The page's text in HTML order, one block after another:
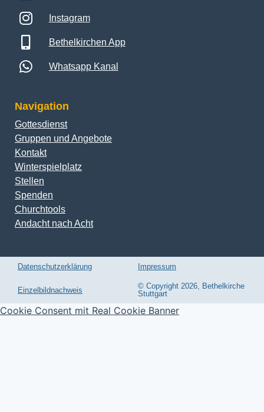
Instagram
Bethelkirchen App
Whatsapp Kanal
Navigation
Gottesdienst
Gruppen und Angebote
Kontakt
Winterspielplatz
Stellen
Spenden
Churchtools
Andacht nach Acht
Datenschutzerklärung Impressum
Einzelbildnachweis
© Copyright 2026, Bethelkirche
Stuttgart
Cookie Consent mit Real Cookie Banner